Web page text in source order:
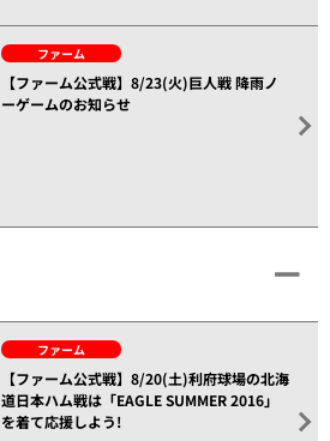
ファーム
【ファーム公式戦】8/23(火)巨人戦 降雨ノ
ーゲームのお知らせ
ファーム
【ファーム公式戦】8/20(土)利府球場の北海
道日本ハム戦は「EAGLE SUMMER 2016」
を着て応援しよう!